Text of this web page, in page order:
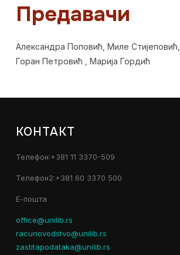
Предавачи
Александра Поповић, Миле
Горан Петровић , Марија Гордић
КОНТАКТ
Телефон:+381 11 3370-509
Телефон2:+381 60 3370 500
Е-пошта
office@unilib.rs
racunovodstvo@unilib.rs
zastitapodataka@unilib.rs